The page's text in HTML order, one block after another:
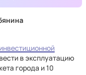
в эксплуатацию
города и 10